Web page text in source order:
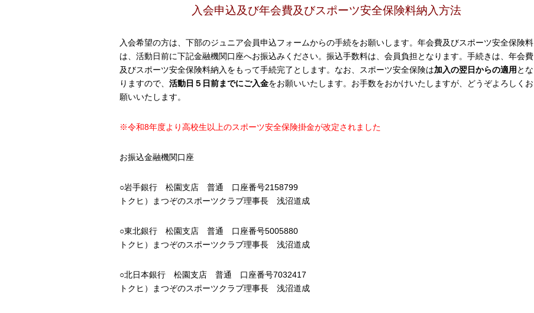
入会申込及び年会費及びスポーツ安全保険料納入方法
入会希望の方は、下部のジュニア会員申込フォームからの手続をお願いします。年会費及びスポーツ安全保険料
は、活動日前に下記金融機関口座へお振込みください。振込手数料は、会員負担となります。手続きは、年会費
及びスポーツ安全保険料納入をもって手続完了とします。なお、スポーツ安全保険は加入の翌日からの適用 とな
りますので、 活動日５日前までにご入金をお願いいたします。お手数をおかけいたしますが、どうぞよろしくお
願いいたします。
※令和8年度より高校生以上のスポーツ安全保険掛金が改定されました
お振込金融機関口座
○岩手銀行 松園支店 普通 口座番号2158799
トクヒ）まつぞのスポーツクラブ理事長 浅沼道成
○東北銀行 松園支店 普通 口座番号5005880
トクヒ）まつぞのスポーツクラブ理事長 浅沼道成
○北日本銀行 松園支店 普通 口座番号7032417
トクヒ）まつぞのスポーツクラブ理事長 浅沼道成